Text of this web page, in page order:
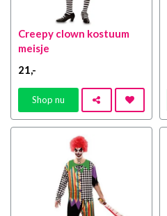
Creepy clown kostuum
meisje
21 ,-
Shop nu